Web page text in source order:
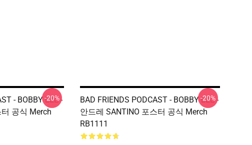
- BOBBY LEE -
공식 Merch
-20%
BAD FRIENDS PODCAST - BOBBY LEE -
안드레 SANTINO 포스터 공식 Merch
RB1111
-20%